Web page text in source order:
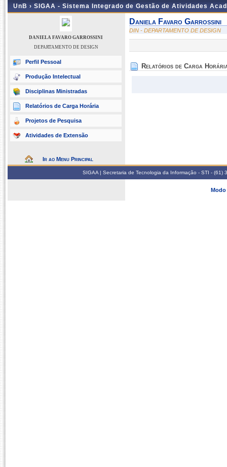
UnB › SIGAA - Sistema Integrado de Gestão de Atividades
DANIELA FAVARO GARROSSINI
DEPARTAMENTO DE DESIGN
Perfil Pessoal
Produção Intelectual
Disciplinas Ministradas
Relatórios de Carga Horária
Projetos de Pesquisa
Atividades de Extensão
Ir ao Menu Principal
Daniela Favaro Garrossini
DIN - DEPARTAMENTO DE DESIGN
Relatórios de Carga
SIGAA | Secretaria de Tecnologia da Informação - STI -
Modo